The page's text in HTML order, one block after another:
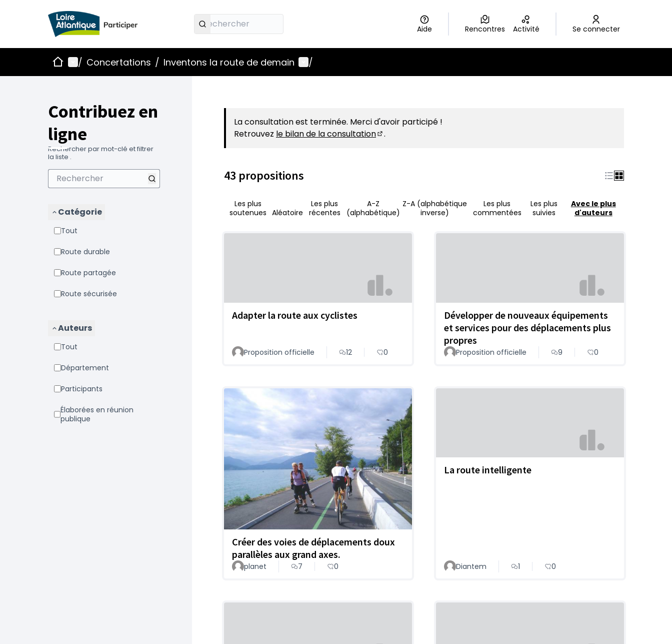
Aide Rencontres Activité Se connecter
AccueilMenu principal
/ Concertations / Inventons la route de demain Menu utilisateur
/
Contribuez en
ligne
Rechercher par mot-clé et filtrer
la liste .
Catégorie
Tout
Route durable
Route partagée
Route sécurisée
Auteurs
Tout
Département
Participants
Élaborées en réunion
publique
La consultation est terminée. Merci d'avoir participé !
Retrouvez le bilan de la consultation .
43 propositions
Les plus
soutenues Aléatoire
Les plus
récentes
A-Z
(alphabétique)
Z-A (alphabétique
inverse)
Les plus
commentées
Les plus
suivies
Avec le plus
d'auteurs
Adapter la route aux cyclistes
Proposition officielle 12 0
Développer de nouveaux équipements
et services pour des déplacements plus
propres
Proposition officielle 9 0
Créer des voies de déplacements doux
parallèles aux grand axes.
planet 7 0
La route intelligente
Diantem 1 0